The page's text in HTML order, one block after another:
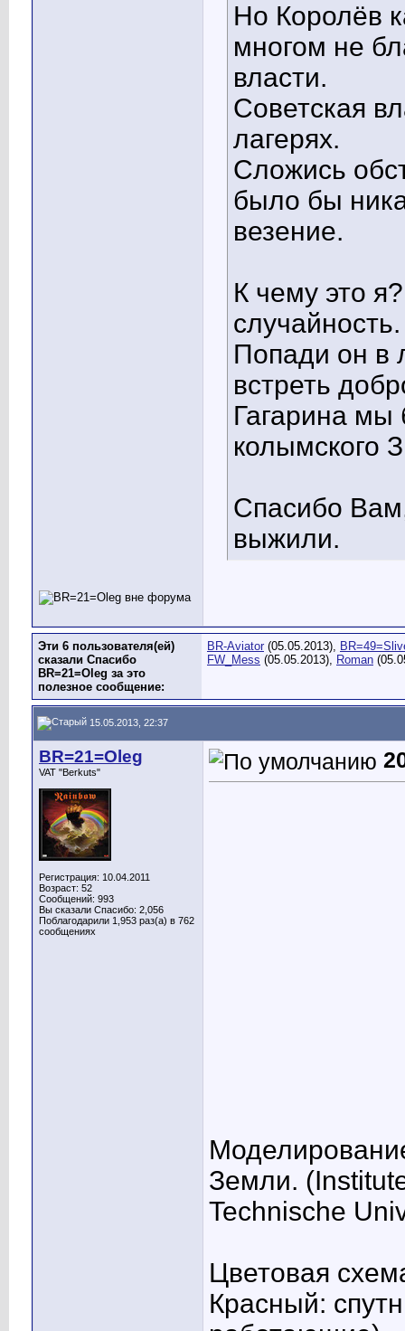
Но Королёв
многом не
власти.
Советская
лагерях.
Сложись
было бы
везение.
К чему это
случайность.
Попади он в
встреть
Гагарина
колымского
Спасибо
выжили.
Эти 6 пользователя(ей)
сказали Спасибо
BR=21=Oleg за это
полезное сообщение:
BR-Aviator (05.05.2013),
FW_Mess (05.05.2013), Roman
15.05.2013, 22:37
BR=21=Oleg
VAT "Berkuts"
Регистрация: 10.04.2011
Возраст: 52
Сообщений: 993
Вы сказали Спасибо: 2,056
Поблагодарили 1,953 раз(а) в 762
сообщениях
Земли.
Technische
Цветовая
Красный: